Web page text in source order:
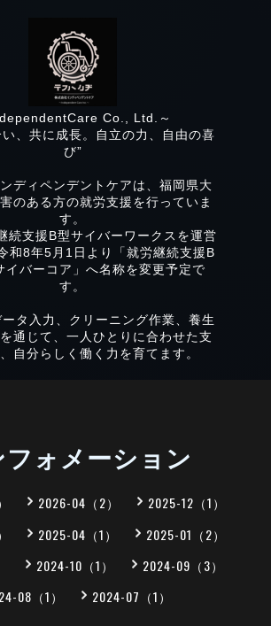
Co., Ltd.～
い、共に成長。自立の力、自由の喜
び”
ディペンデントケアは、福岡県大
のある方の就労支援を行っていま
す。
続支援B型サイバーワークスを運営
和8年5月1日より「就労継続支援B
イバーコア」へ名称を変更予定で
す。
タ入力、クリーニング作業、養生
通じて、一人ひとりに合わせた支
自分らしく働く力を育てます。
ォメーション
2026-04（2）
2025-12（1）
2025-04（1）
2025-01（2）
2024-10（1）
2024-09（3）
08（1）
2024-07（1）